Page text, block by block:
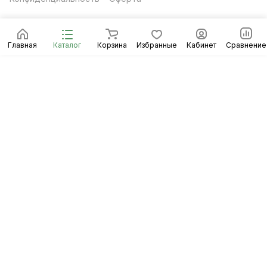
Главная Каталог Корзина Избранные Кабинет Сравнение